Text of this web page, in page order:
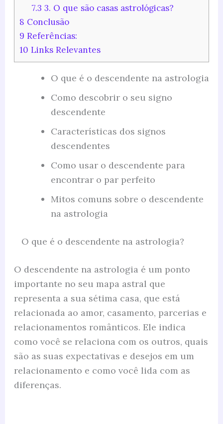
7.3 3. O que são casas astrológicas?
8 Conclusão
9 Referências:
10 Links Relevantes
O que é o descendente na astrologia
Como descobrir o seu signo
descendente
Características dos signos
descendentes
Como usar o descendente para
encontrar o par perfeito
Mitos comuns sobre o descendente
na astrologia
O que é o descendente na astrologia?
O descendente na astrologia é um ponto
importante no seu mapa astral que
representa a sua sétima casa, que está
relacionada ao amor, casamento, parcerias e
relacionamentos românticos. Ele indica
como você se relaciona com os outros, quais
são as suas expectativas e desejos em um
relacionamento e como você lida com as
diferenças.